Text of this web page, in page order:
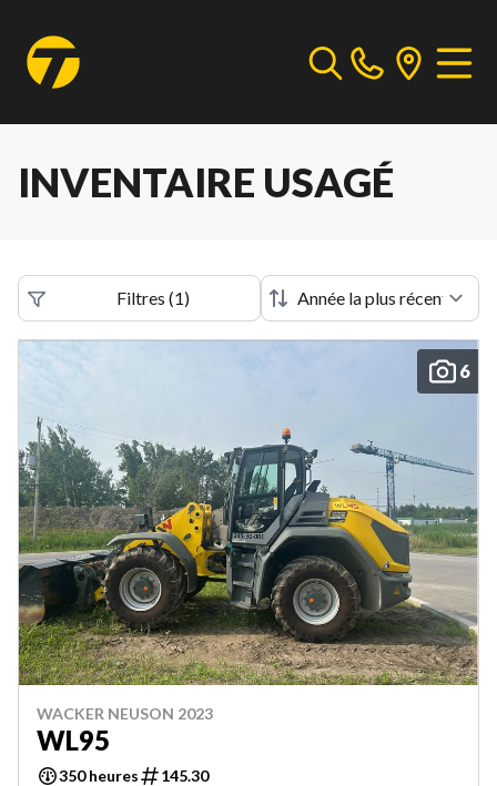
INVENTAIRE USAGÉ
Filtres (1)
6
WACKER NEUSON 2023
WL95
350 heures
145.30